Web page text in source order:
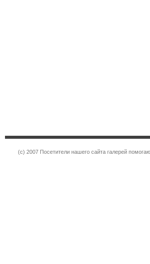
(c) 2007 Посетители нашего сайта галерей